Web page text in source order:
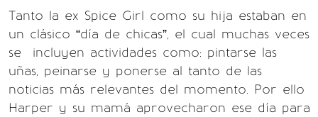
Tanto la ex Spice Girl como su hija estaban en
un clásico “día de chicas”, el cual muchas veces
se incluyen actividades como: pintarse las
uñas, peinarse y ponerse al tanto de las
noticias más relevantes del momento. Por ello
Harper y su mamá aprovecharon ese día para